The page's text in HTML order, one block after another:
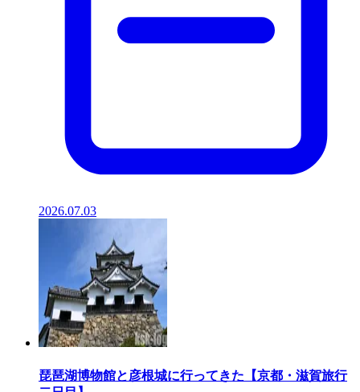
2026.07.03
琵琶湖博物館と彦根城に行ってきた【京都・滋賀旅行